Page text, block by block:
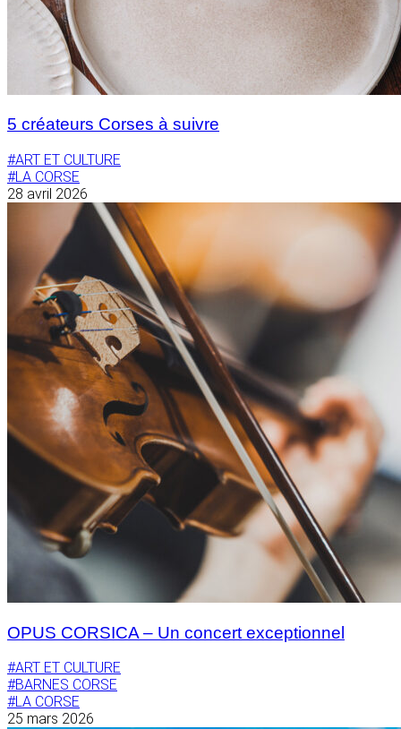
5 créateurs Corses à suivre
#ART ET CULTURE
#LA CORSE
28 avril 2026
OPUS CORSICA – Un concert exceptionnel
#ART ET CULTURE
#BARNES CORSE
#LA CORSE
25 mars 2026